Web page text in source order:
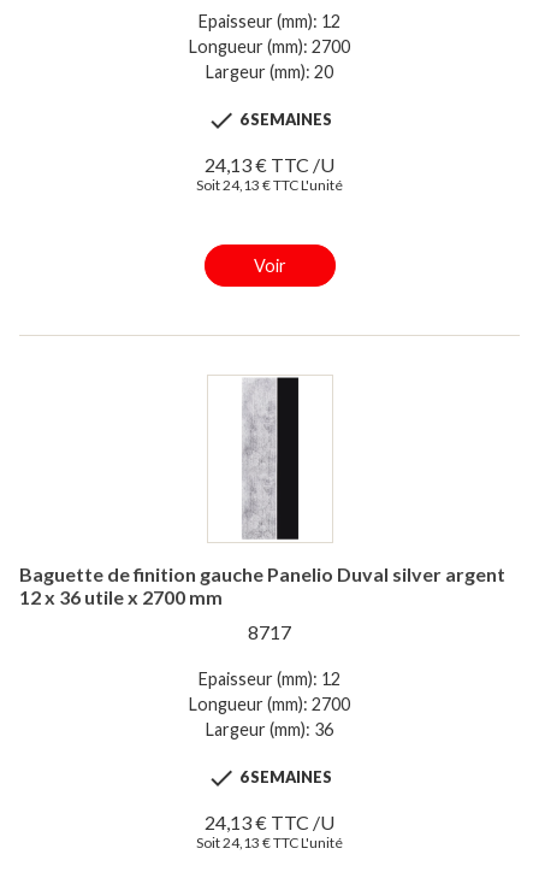
Epaisseur (mm): 12
Longueur (mm): 2700
Largeur (mm): 20
 6 SEMAINES
24,13 € TTC /U
Soit 24,13 € TTC L'unité
Voir
Baguette de finition gauche Panelio Duval silver argent
12 x 36 utile x 2700 mm
8717
Epaisseur (mm): 12
Longueur (mm): 2700
Largeur (mm): 36
 6 SEMAINES
24,13 € TTC /U
Soit 24,13 € TTC L'unité